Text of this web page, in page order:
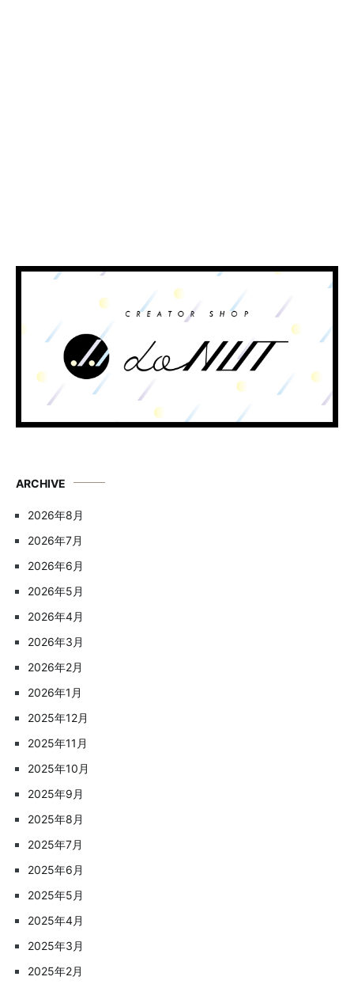
ARCHIVE
2026年8月
2026年7月
2026年6月
2026年5月
2026年4月
2026年3月
2026年2月
2026年1月
2025年12月
2025年11月
2025年10月
2025年9月
2025年8月
2025年7月
2025年6月
2025年5月
2025年4月
2025年3月
2025年2月